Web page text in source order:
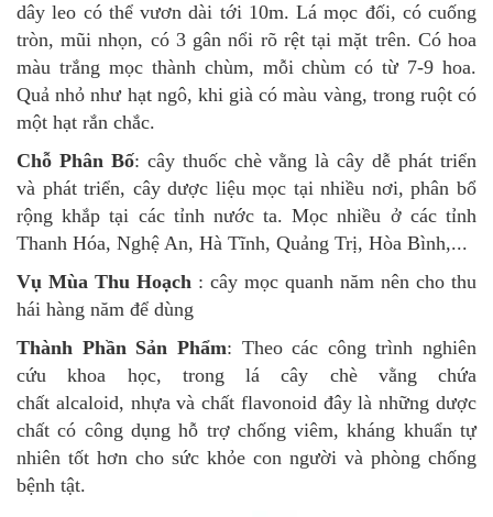
dây leo có thể vươn dài tới 10m. Lá mọc đối, có cuống
tròn, mũi nhọn, có 3 gân nổi rõ rệt tại mặt trên. Có hoa
màu trắng mọc thành chùm, mỗi chùm có từ 7-9 hoa.
Quả nhỏ như hạt ngô, khi già có màu vàng, trong ruột có
một hạt rắn chắc.
Chỗ Phân Bố: cây thuốc chè vằng là cây dễ phát triển
và phát triển, cây dược liệu mọc tại nhiều nơi, phân bổ
rộng khắp tại các tỉnh nước ta. Mọc nhiều ở các tỉnh
Thanh Hóa, Nghệ An, Hà Tĩnh, Quảng Trị, Hòa Bình,...
Vụ Mùa Thu Hoạch : cây mọc quanh năm nên cho thu
hái hàng năm để dùng
Thành Phần Sản Phẩm: Theo các công trình nghiên
cứu khoa học, trong lá cây chè vằng chứa
chất alcaloid, nhựa và chất flavonoid đây là những dược
chất có công dụng hỗ trợ chống viêm, kháng khuẩn tự
nhiên tốt hơn cho sức khỏe con người và phòng chống
bệnh tật.